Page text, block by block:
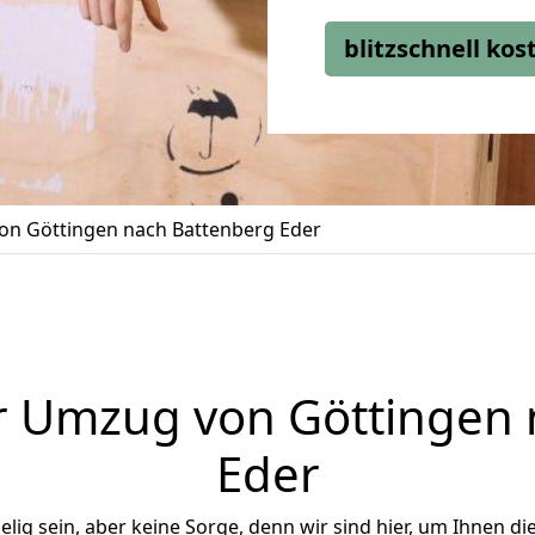
blitzschnell
Göttingen nach Battenberg Eder
von Göttingen
Eder
sein, aber keine Sorge, denn wir sind hier, um Ihnen